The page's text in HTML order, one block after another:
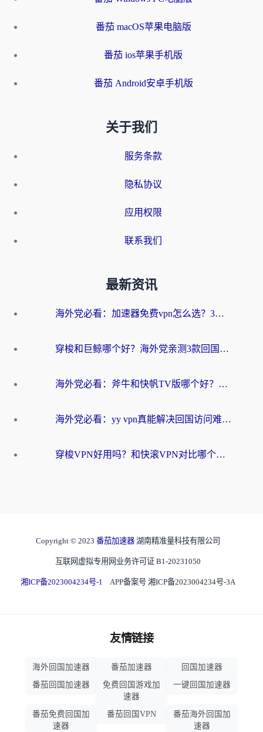
番茄 macOS苹果电脑版
番茄 ios苹果手机版
番茄 Android安卓手机版
关于我们
服务条款
隐私协议
应用权限
联系我们
最新资讯
海外党必看：加速器免费vpn怎么选？3步教你无缝访问国内资源
穿梭和巨鲸哪个好？海外党亲测3款回国加速器，教你避开90%的坑
海外党必看：斧牛和快帆TV版哪个好？3分钟选对回国加速器，无缝刷B站、追热剧
海外党必看：yy vpn真能解决回国访问难题？附云极initap测评+免费方案对比
穿梭VPN好用吗？和快滚VPN对比哪个回国效果更好？海外党选回国加速器必看指南
Copyright © 2023 番茄加速器 湖南精准量科技有限公司
互联网虚拟专用网业务许可证 B1-20231050
湘ICP备2023004234号-1 APP备案号 湘ICP备2023004234号-3A
友情链接
海外回国加速器 番茄加速器
回国加速器
番茄回国加速器
免费回国游戏加
速器
一键回国加速器
番茄免费回国加
速器
番茄回国VPN
番茄海外回国加
速器